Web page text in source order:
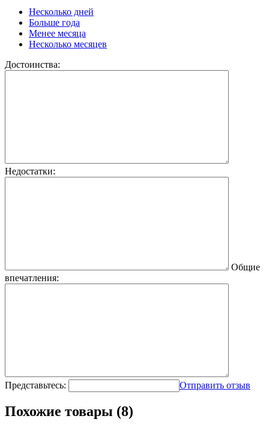
Несколько дней
Больше года
Менее месяца
Несколько месяцев
Достоинства:
Недостатки:
Общие
впечатления:
Представьтесь: Отправить отзыв
Похожие товары (8)